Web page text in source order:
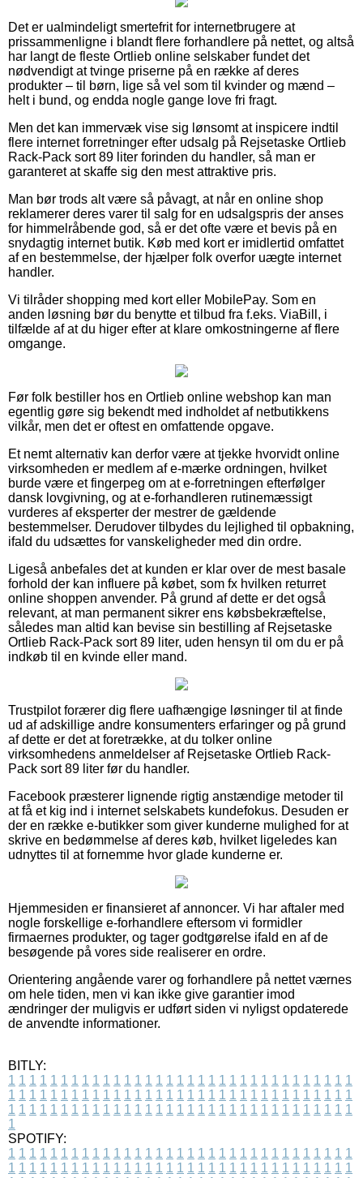
Det er ualmindeligt smertefrit for internetbrugere at
prissammenligne i blandt flere forhandlere på nettet, og altså
har langt de fleste Ortlieb online selskaber fundet det
nødvendigt at tvinge priserne på en række af deres
produkter – til børn, lige så vel som til kvinder og mænd –
helt i bund, og endda nogle gange love fri fragt.
Men det kan immervæk vise sig lønsomt at inspicere indtil
flere internet forretninger efter udsalg på Rejsetaske Ortlieb
Rack-Pack sort 89 liter forinden du handler, så man er
garanteret at skaffe sig den mest attraktive pris.
Man bør trods alt være så påvagt, at når en online shop
reklamerer deres varer til salg for en udsalgspris der anses
for himmelråbende god, så er det ofte være et bevis på en
snydagtig internet butik. Køb med kort er imidlertid omfattet
af en bestemmelse, der hjælper folk overfor uægte internet
handler.
Vi tilråder shopping med kort eller MobilePay. Som en
anden løsning bør du benytte et tilbud fra f.eks. ViaBill, i
tilfælde af at du higer efter at klare omkostningerne af flere
omgange.
Før folk bestiller hos en Ortlieb online webshop kan man
egentlig gøre sig bekendt med indholdet af netbutikkens
vilkår, men det er oftest en omfattende opgave.
Et nemt alternativ kan derfor være at tjekke hvorvidt online
virksomheden er medlem af e-mærke ordningen, hvilket
burde være et fingerpeg om at e-forretningen efterfølger
dansk lovgivning, og at e-forhandleren rutinemæssigt
vurderes af eksperter der mestrer de gældende
bestemmelser. Derudover tilbydes du lejlighed til opbakning,
ifald du udsættes for vanskeligheder med din ordre.
Ligeså anbefales det at kunden er klar over de mest basale
forhold der kan influere på købet, som fx hvilken returret
online shoppen anvender. På grund af dette er det også
relevant, at man permanent sikrer ens købsbekræftelse,
således man altid kan bevise sin bestilling af Rejsetaske
Ortlieb Rack-Pack sort 89 liter, uden hensyn til om du er på
indkøb til en kvinde eller mand.
Trustpilot forærer dig flere uafhængige løsninger til at finde
ud af adskillige andre konsumenters erfaringer og på grund
af dette er det at foretrække, at du tolker online
virksomhedens anmeldelser af Rejsetaske Ortlieb Rack-
Pack sort 89 liter før du handler.
Facebook præsterer lignende rigtig anstændige metoder til
at få et kig ind i internet selskabets kundefokus. Desuden er
der en række e-butikker som giver kunderne mulighed for at
skrive en bedømmelse af deres køb, hvilket ligeledes kan
udnyttes til at fornemme hvor glade kunderne er.
Hjemmesiden er finansieret af annoncer. Vi har aftaler med
nogle forskellige e-forhandlere eftersom vi formidler
firmaernes produkter, og tager godtgørelse ifald en af de
besøgende på vores side realiserer en ordre.
Orientering angående varer og forhandlere på nettet værnes
om hele tiden, men vi kan ikke give garantier imod
ændringer der muligvis er udført siden vi nyligst opdaterede
de anvendte informationer.
BITLY:
1 1 1 1 1 1 1 1 1 1 1 1 1 1 1 1 1 1 1 1 1 1 1 1 1 1 1 1 1 1 1 1 1
1 1 1 1 1 1 1 1 1 1 1 1 1 1 1 1 1 1 1 1 1 1 1 1 1 1 1 1 1 1 1 1 1
1 1 1 1 1 1 1 1 1 1 1 1 1 1 1 1 1 1 1 1 1 1 1 1 1 1 1 1 1 1 1 1 1
1
SPOTIFY:
1 1 1 1 1 1 1 1 1 1 1 1 1 1 1 1 1 1 1 1 1 1 1 1 1 1 1 1 1 1 1 1 1
1 1 1 1 1 1 1 1 1 1 1 1 1 1 1 1 1 1 1 1 1 1 1 1 1 1 1 1 1 1 1 1 1